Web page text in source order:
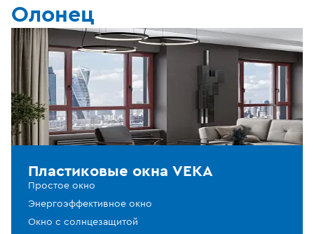
Олонец
Пластиковые окна VEKA
Простое окно
Энергоэффективное окно
Окно с солнцезащитой